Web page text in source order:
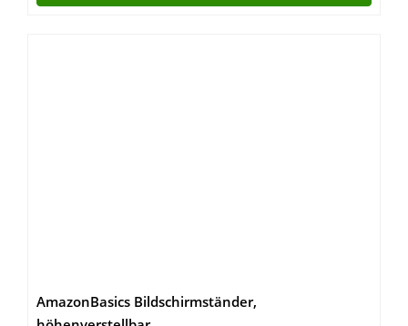
AmazonBasics Bildschirmständer,